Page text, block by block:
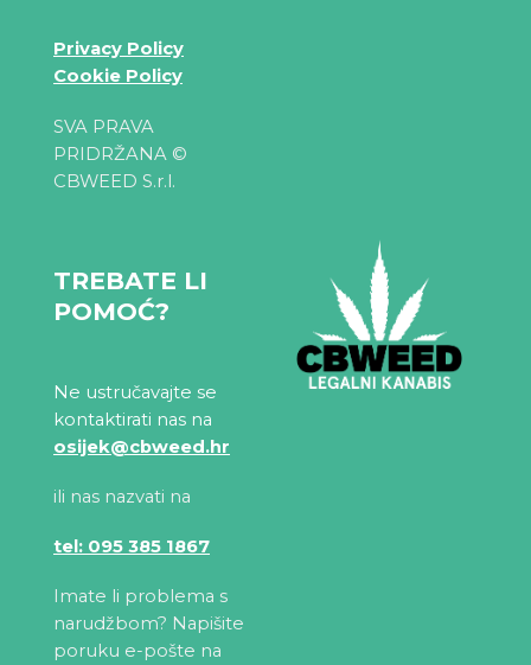
Privacy Policy
Cookie Policy
SVA PRAVA
PRIDRŽANA ©
CBWEED S.r.l.
TREBATE LI
POMOĆ?
Ne ustručavajte se
kontaktirati nas na
osijek@cbweed.hr
ili nas nazvati na
tel: 095 385 1867
Imate li problema s
narudžbom? Napišite
poruku e-pošte na